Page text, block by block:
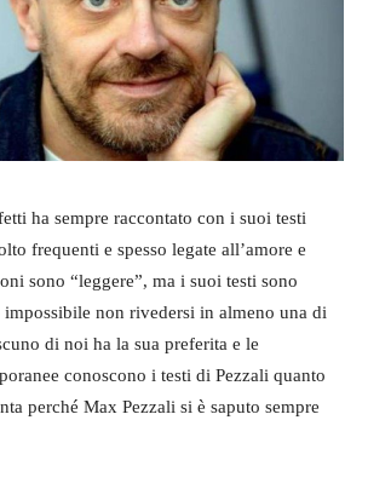
ha sempre raccontato con i suoi testi
frequenti e spesso legate all’amore e
sono “leggere”, ma i suoi testi sono
non rivedersi in almeno una di
di noi ha la sua preferita e le
conoscono i testi di Pezzali quanto
perché Max Pezzali si è saputo sempre